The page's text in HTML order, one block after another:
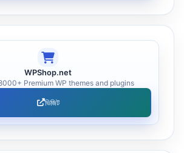
WPShop.net
Premium WP themes and plugins
ভিজিট